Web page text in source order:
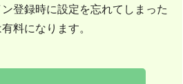
登録時に設定を忘れてしまった
料になります。